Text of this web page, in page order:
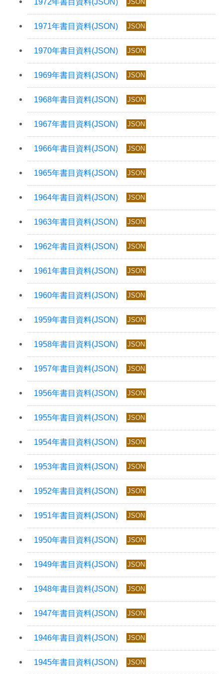
JSON
JSON
JSON
JSON
JSON
JSON
JSON
JSON
JSON
JSON
JSON
JSON
JSON
JSON
JSON
JSON
JSON
JSON
JSON
JSON
JSON
JSON
JSON
JSON
JSON
JSON
JSON
JSON